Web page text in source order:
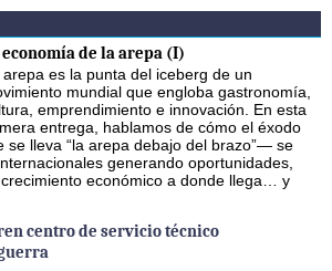
economía de la arepa (I)
arepa es la punta del iceberg de un
mundial que engloba gastronomía,
emprendimiento e innovación. En esta
entrega, hablamos de cómo el éxodo
lleva “la arepa debajo del brazo”— se
generando oportunidades,
económico a donde llega… y
centro de servicio técnico